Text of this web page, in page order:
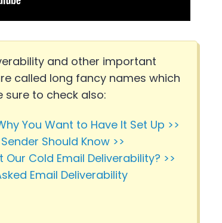
and other important
called long fancy names which
sure to check also:
You Want to Have It Set Up >>
Should Know >>
Cold Email Deliverability? >>
Email Deliverability